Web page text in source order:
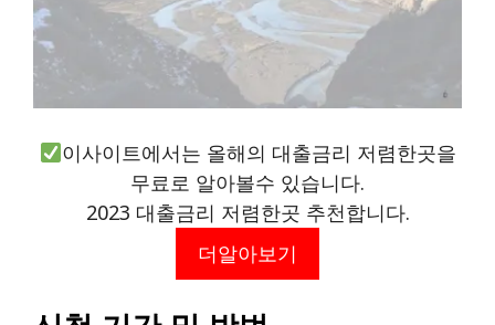
이사이트에서는 올해의 대출금리 저렴한곳을
무료로 알아볼수 있습니다.
2023 대출금리 저렴한곳 추천합니다.
더알아보기